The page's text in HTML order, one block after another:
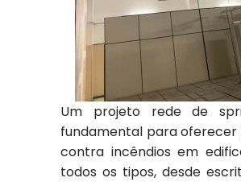
Um projeto rede de
fundamental para
contra incêndios em
todos os tipos, desde